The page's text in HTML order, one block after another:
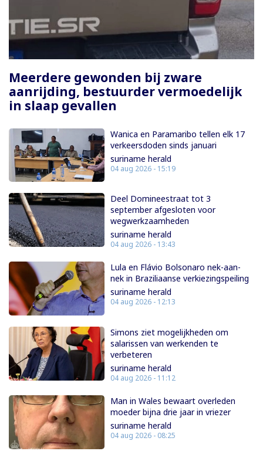
Meerdere gewonden bij zware
aanrijding, bestuurder vermoedelijk
in slaap gevallen
Wanica en Paramaribo tellen elk 17
verkeersdoden sinds januari
suriname herald
04 aug 2026 - 15:19
Deel Domineestraat tot 3
september afgesloten voor
wegwerkzaamheden
suriname herald
04 aug 2026 - 13:43
Lula en Flávio Bolsonaro nek-aan-
nek in Braziliaanse verkiezingspeiling
suriname herald
04 aug 2026 - 12:13
Simons ziet mogelijkheden om
salarissen van werkenden te
verbeteren
suriname herald
04 aug 2026 - 11:12
Man in Wales bewaart overleden
moeder bijna drie jaar in vriezer
suriname herald
04 aug 2026 - 08:25